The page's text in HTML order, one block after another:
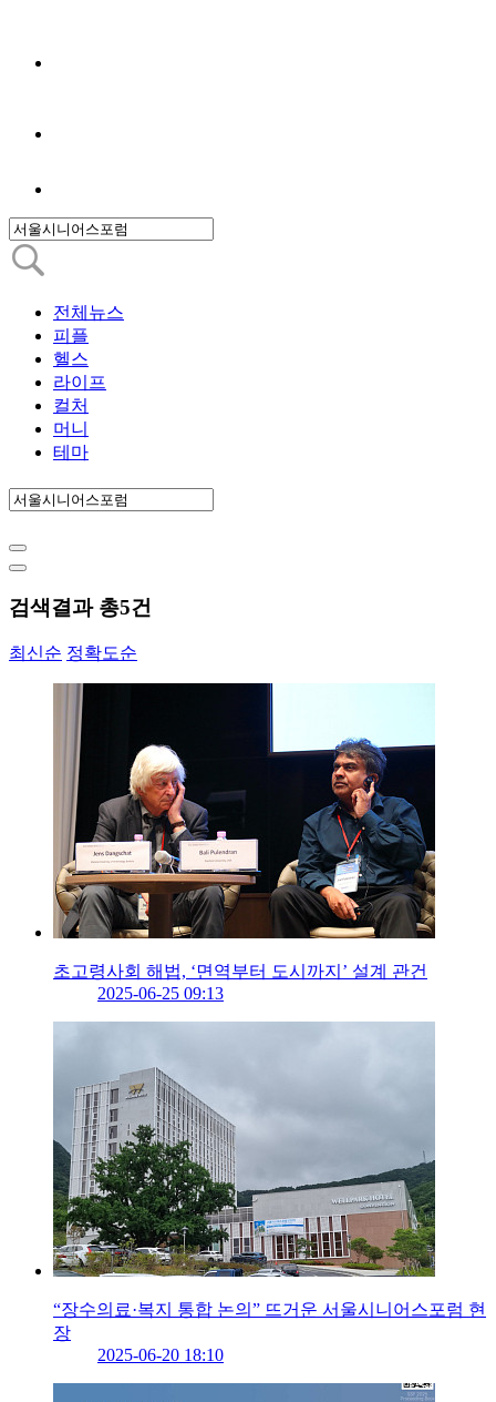
전체뉴스
피플
헬스
라이프
컬처
머니
테마
검색결과 총5건
최신순 정확도순
초고령사회 해법, ‘면역부터 도시까지’ 설계 관건
2025-06-25 09:13
“장수의료·복지 통합 논의” 뜨거운 서울시니어스포럼 현
장
2025-06-20 18:10